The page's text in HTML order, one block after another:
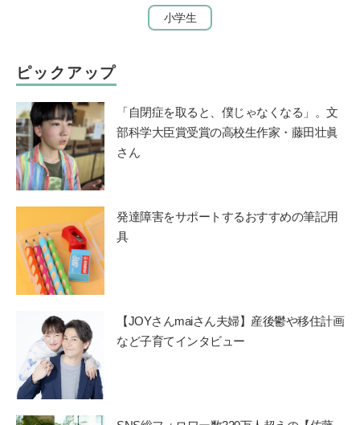
小学生
ピックアップ
「自閉症を取ると、僕じゃなくなる」。文
部科学大臣賞受賞の高校生作家・藤田壮眞
さん
発達障害をサポートするおすすめの筆記用
具
【JOYさんmaiさん夫婦】産後鬱や移住計画
など子育てインタビュー